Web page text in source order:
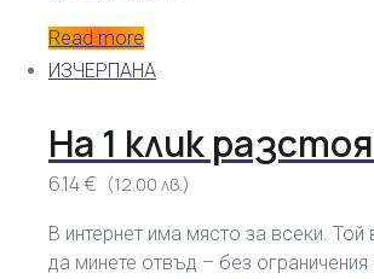
Read more
ИЗЧЕРПАНА
На 1 клик
6.14 € (12.00 лв.)
В интернет има място за всеки.
да минете отвъд – без ограничения